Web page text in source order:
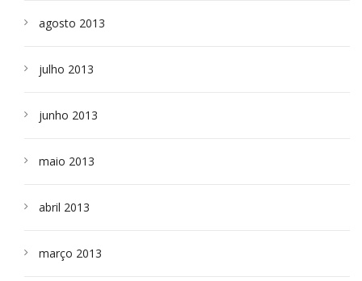
agosto 2013
julho 2013
junho 2013
maio 2013
abril 2013
março 2013